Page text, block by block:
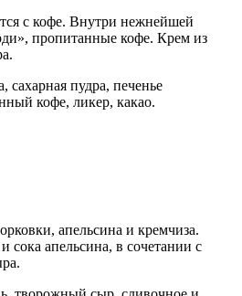
с кофе. Внутри нежнейшей
пропитанные кофе. Крем из
сахарная пудра, печенье
кофе, ликер, какао.
апельсина и кремчиза.
апельсина, в сочетании с